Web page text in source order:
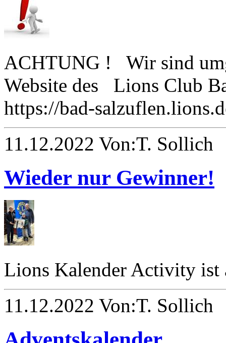
ACHTUNG ! Wir sind
Website des Lions Club
https://bad-
11.12.2022 Von:T. Sollich
Wieder nur Gewinner!
Lions Kalender Activity
11.12.2022 Von:T. Sollich